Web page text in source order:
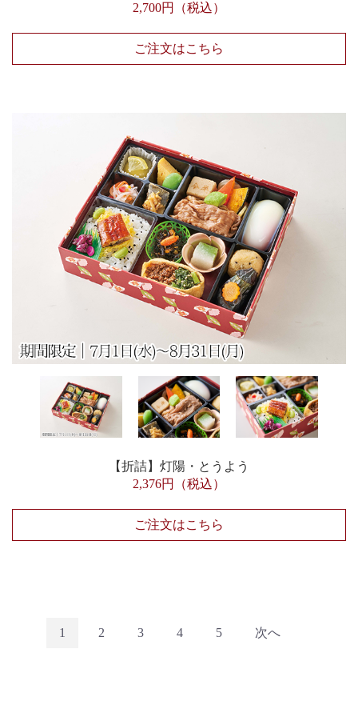
2,700円（税込）
ご注文はこちら
【折詰】灯陽・とうよう
2,376円（税込）
ご注文はこちら
1 2 3 4 5 次へ